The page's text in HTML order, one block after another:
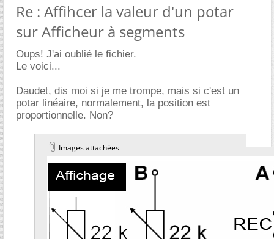
Re : Affihcer la valeur d'un potar
sur Afficheur à segments
Oups! J'ai oublié le fichier.
Le voici...
Daudet, dis moi si je me trompe, mais si c'est un
potar linéaire, normalement, la position est
proportionnelle. Non?
Images attachées